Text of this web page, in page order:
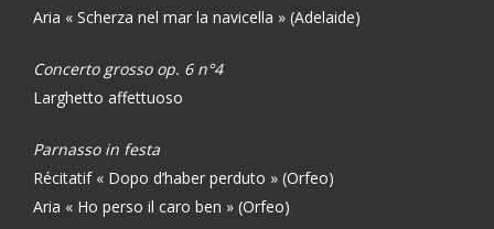
Aria « Scherza nel mar la navicella » (Adelaide)
Concerto grosso op. 6 n°4
Larghetto affettuoso
Parnasso in festa
Récitatif « Dopo d’haber perduto » (Orfeo)
Aria « Ho perso il caro ben » (Orfeo)